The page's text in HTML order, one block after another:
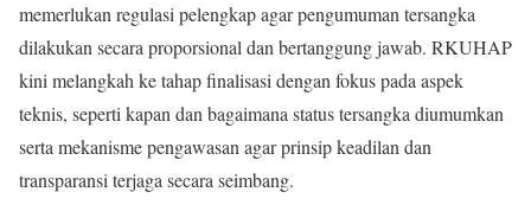
memerlukan regulasi pelengkap agar pengumuman tersangka
dilakukan secara proporsional dan bertanggung jawab. RKUHAP
kini melangkah ke tahap finalisasi dengan fokus pada aspek
teknis, seperti kapan dan bagaimana status tersangka diumumkan
serta mekanisme pengawasan agar prinsip keadilan dan
transparansi terjaga secara seimbang.